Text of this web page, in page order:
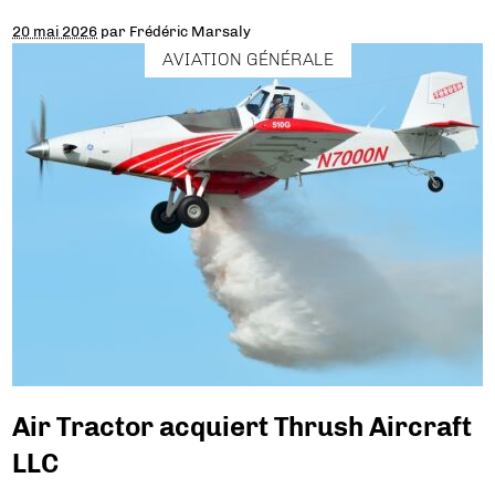
20 mai 2026 par Frédéric Marsaly
AVIATION GÉNÉRALE
Air Tractor acquiert Thrush Aircraft
LLC